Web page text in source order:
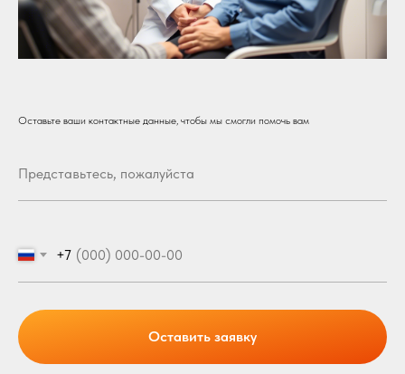
Оставьте ваши контактные данные, чтобы мы смогли помочь вам
+7
Оставить заявку